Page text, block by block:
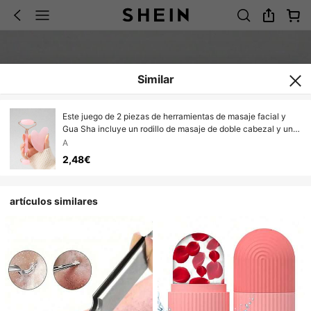
Similar
Este juego de 2 piezas de herramientas de masaje facial y
Gua Sha incluye un rodillo de masaje de doble cabezal y una
tabla de Gua Sha con forma de corazón. Ayuda a reducir la
hinchazón facial, calmar y suavizar la piel, y revelar un brillo
natural.
A
2,48€
artículos similares